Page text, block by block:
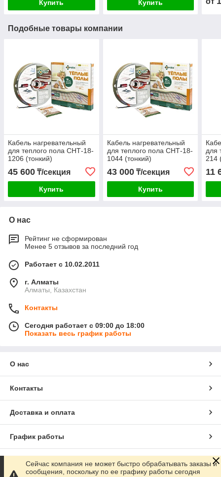
Купить Купить
Подобные товары компании
Кабель нагревательный
для теплого пола СНТ-18-
1206 (тонкий)
45 600 ₸/секция
Купить
Кабель нагревательный
для теплого пола СНТ-18-
1044 (тонкий)
43 000₸/секция
Купить
для
214
11
О нас
Рейтинг не сформирован
Менее 5 отзывов за последний год
Работает с 10.02.2011
г. Алматы
Алматы, Казахстан
Контакты
Сегодня работает с 09:00 до 18:00
Показать весь график работы
О нас
Контакты
Доставка и оплата
График работы
Полная версия сайта
Сейчас компания не может быстро обрабатывать заказы и
сообщения, поскольку по ее графику работы сегодня